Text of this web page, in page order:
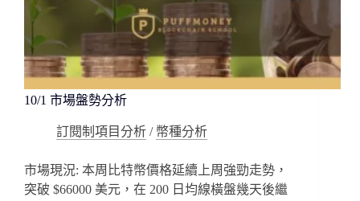
10/1 市場盤勢分析
訂閱制項目分析 / 幣種分析
市場現況: 本周比特幣價格延續上周強勁走勢，
突破 $66000 美元，在 200 日均線橫盤幾天後繼